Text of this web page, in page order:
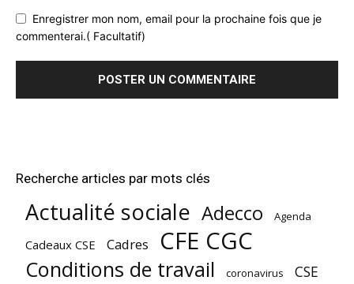
Enregistrer mon nom, email pour la prochaine fois que je
commenterai.( Facultatif)
Recherche articles par mots clés
Actualité sociale Adecco Agenda
Cadeaux CSE Cadres CFE CGC
Conditions de travail coronavirus CSE